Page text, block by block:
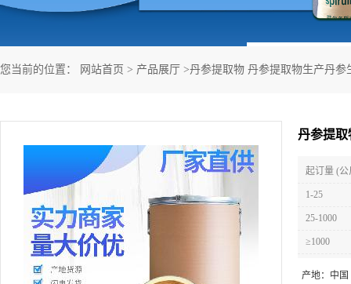
您当前的位置： 网站首页 > 产品展厅 >丹参提取物 丹参提取物生产丹参
丹参提取
起订量 (公
1-25
25-1000
≥1000
产地： 中国